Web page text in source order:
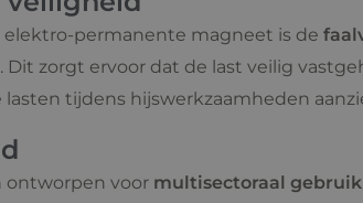
elektro-permanente magneet is de
. Dit zorgt ervoor dat de last veilig
tijdens hijswerkzaamheden
ontworpen voor multisectoraal gebruik